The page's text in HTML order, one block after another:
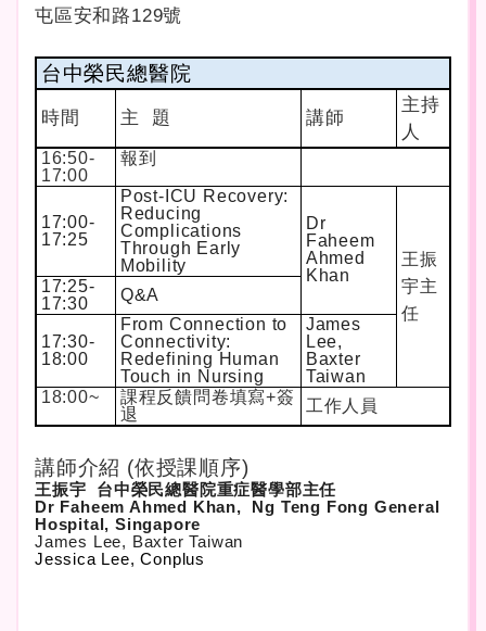
屯區安和路129號
台中榮民總醫院
時間 主 題 講師
主持
人
16:50-
17:00
報到
17:00-
17:25
Post-ICU Recovery:
Reducing
Complications
Through Early
Mobility
Dr
Faheem
Ahmed
Khan
王振
宇主
任
17:25-
17:30
Q&A
17:30-
18:00
From Connection to
Connectivity:
Redefining Human
Touch in Nursing
James
Lee,
Baxter
Taiwan
18:00~
課程反饋問卷填寫+簽
退
工作人員
講師介紹 (依授課順序)
王振宇 台中榮民總醫院重症醫學部主任
Dr Faheem Ahmed Khan, Ng Teng Fong General
Hospital, Singapore
James Lee, Baxter Taiwan
Jessica Lee, Conplus